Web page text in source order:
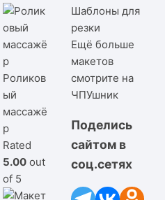
Роликов
ый
массажё
р
Rated
5.00 out
of 5
Шаблоны для
резки
Ещё больше
макетов
смотрите на
ЧПУшник
Поделись
сайтом в
соц.сетях